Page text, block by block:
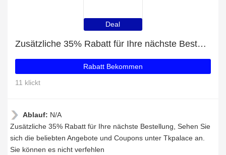
Deal
Zusätzliche 35% Rabatt für Ihre nächste Bestellung
Rabatt Bekommen
11 klickt
Ablauf: N/A
Zusätzliche 35% Rabatt für Ihre nächste Bestellung, Sehen Sie
sich die beliebten Angebote und Coupons unter Tkpalace an.
Sie können es nicht verfehlen